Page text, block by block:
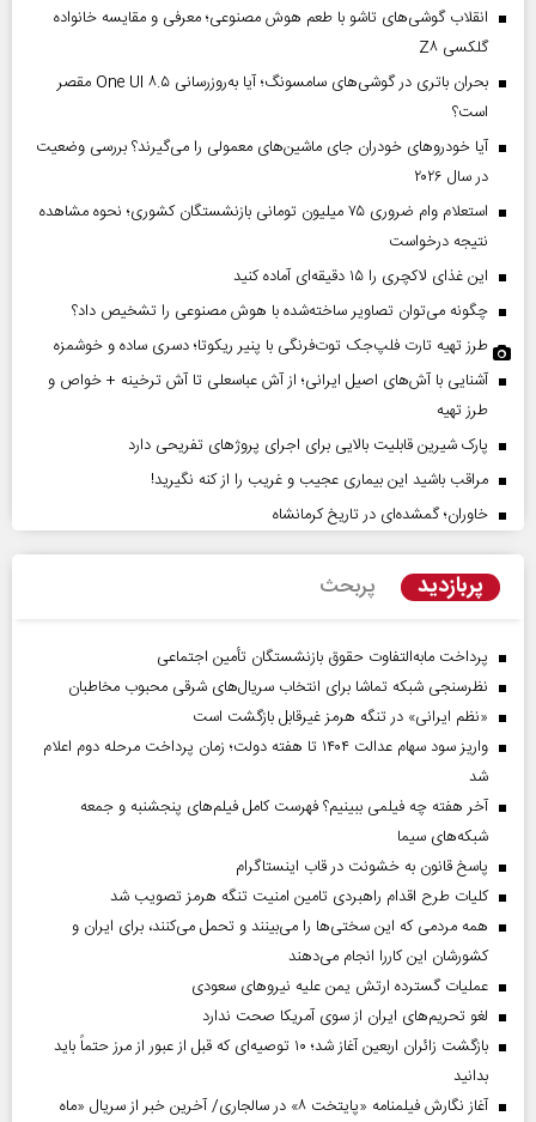
انقلاب گوشی‌های تاشو‌ با طعم هوش مصنوعی؛ معرفی و مقایسه خانواده
گلکسی Z۸
بحران باتری در گوشی‌های سامسونگ؛ آیا به‌روزرسانی One UI ۸.۵ مقصر
است؟
آیا خودروهای خودران جای ماشین‌های معمولی را می‌گیرند؟ بررسی وضعیت
در سال ۲۰۲۶
استعلام وام ضروری ۷۵ میلیون تومانی بازنشستگان کشوری؛ نحوه مشاهده
نتیجه درخواست
این غذای لاکچری را ۱۵ دقیقه‌ای آماده کنید
چگونه می‌توان تصاویر ساخته‌شده با هوش مصنوعی را تشخیص داد؟
طرز تهیه تارت فلپ‌جک توت‌فرنگی با پنیر ریکوتا؛ دسری ساده و خوشمزه
آشنایی با آش‌های اصیل ایرانی؛ از آش عباسعلی تا آش ترخینه + خواص و
طرز تهیه
پارک شیرین قابلیت‌ بالایی برای اجرای پروژهای تفریحی دارد
مراقب باشید این بیماری عجیب و غریب را از کنه نگیرید!
خاوران؛ گمشده‌ای در تاریخ کرمانشاه
پربازدید پربحث
پرداخت مابه‌التفاوت حقوق بازنشستگان تأمین اجتماعی
نظرسنجی شبکه تماشا برای انتخاب سریال‌های شرقی محبوب مخاطبان
«نظم ایرانی» در تنگه هرمز غیرقابل بازگشت است
واریز سود سهام عدالت ۱۴۰۴ تا هفته دولت؛ زمان پرداخت مرحله دوم اعلام
شد
آخر هفته چه فیلمی ببینیم؟ فهرست کامل فیلم‌های پنجشنبه و جمعه
شبکه‌های سیما
پاسخ قانون به خشونت در قاب اینستاگرام
کلیات طرح اقدام راهبردی تامین امنیت تنگه هرمز تصویب شد
همه مردمی که این سختی‌ها را می‌بینند و تحمل می‌کنند، برای ایران و
کشورشان این کاررا انجام می‌دهند
عملیات گسترده ارتش یمن علیه نیروهای سعودی
لغو تحریم‌های ایران از سوی آمریکا صحت ندارد
بازگشت زائران اربعین آغاز شد؛ ۱۰ توصیه‌ای که قبل از عبور از مرز حتماً باید
بدانید
آغاز نگارش فیلمنامه «پایتخت ۸» در سالجاری/ آخرین خبر از سریال «ماه